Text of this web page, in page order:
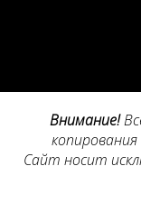
Сайт носит